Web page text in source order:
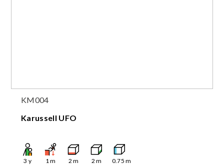
KM004
Karussell UFO
3 y 1m 2 m 2 m 0.75 m